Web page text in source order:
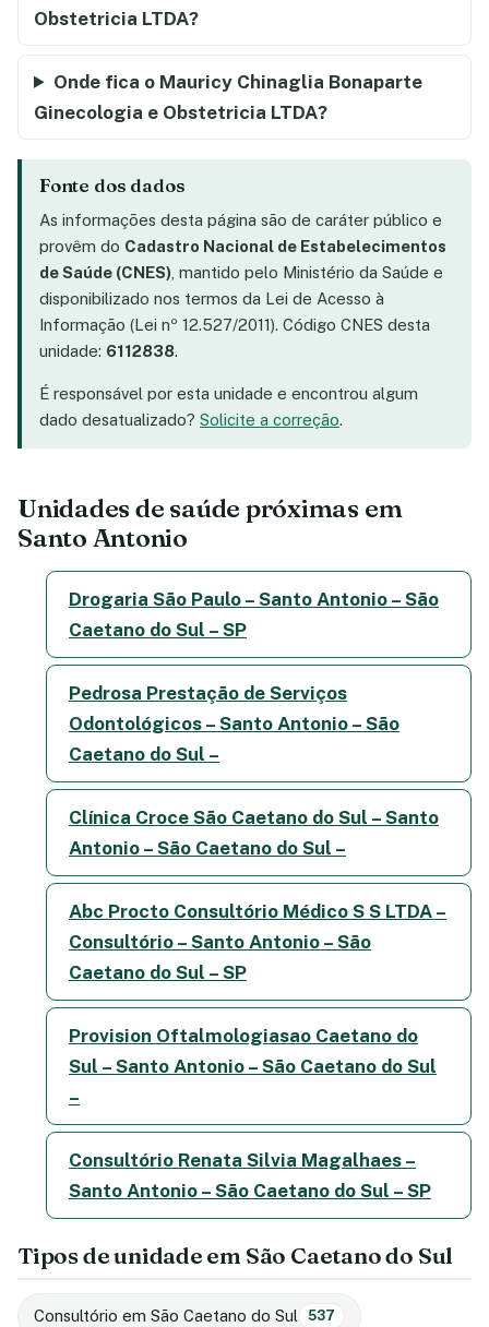
Obstetricia LTDA?
Onde fica o Mauricy Chinaglia Bonaparte
Ginecologia e Obstetricia LTDA?
Fonte dos dados
As informações desta página são de caráter público e
provêm do Cadastro Nacional de Estabelecimentos
de Saúde (CNES) , mantido pelo Ministério da Saúde e
disponibilizado nos termos da Lei de Acesso à
Informação (Lei nº 12.527/2011). Código CNES desta
unidade: 6112838.
É responsável por esta unidade e encontrou algum
dado desatualizado? Solicite a correção.
Unidades de saúde próximas em
Santo Antonio
Drogaria São Paulo – Santo Antonio – São
Caetano do Sul – SP
Pedrosa Prestação de Serviços
Odontológicos – Santo Antonio – São
Caetano do Sul –
Clínica Croce São Caetano do Sul – Santo
Antonio – São Caetano do Sul –
Abc Procto Consultório Médico S S LTDA –
Consultório – Santo Antonio – São
Caetano do Sul – SP
Provision Oftalmologiasao Caetano do
Sul – Santo Antonio – São Caetano do Sul
–
Consultório Renata Silvia Magalhaes –
Santo Antonio – São Caetano do Sul – SP
Tipos de unidade em São Caetano do Sul
Consultório em São Caetano do Sul 537